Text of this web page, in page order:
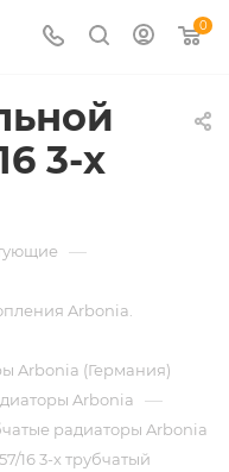
0
3-х
—
Arbonia.
Arbonia (Германия)
Arbonia —
радиаторы Arbonia
16 3-х трубчатый